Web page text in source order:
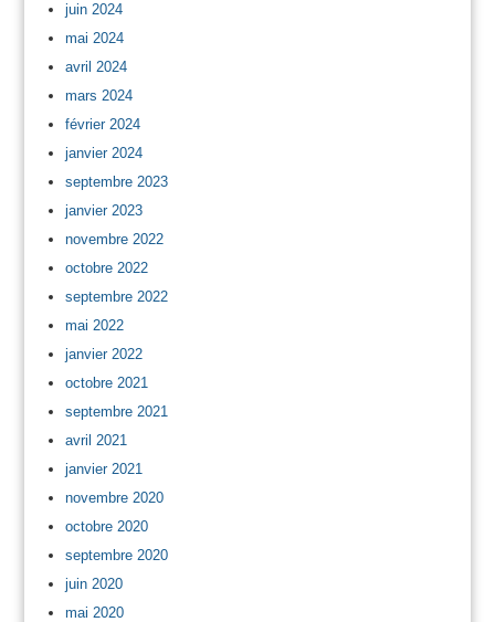
juin 2024
mai 2024
avril 2024
mars 2024
février 2024
janvier 2024
septembre 2023
janvier 2023
novembre 2022
octobre 2022
septembre 2022
mai 2022
janvier 2022
octobre 2021
septembre 2021
avril 2021
janvier 2021
novembre 2020
octobre 2020
septembre 2020
juin 2020
mai 2020